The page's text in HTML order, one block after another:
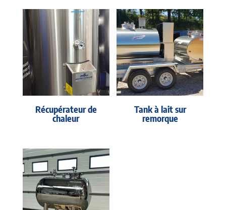
Récupérateur de
chaleur
Tank à lait sur
remorque